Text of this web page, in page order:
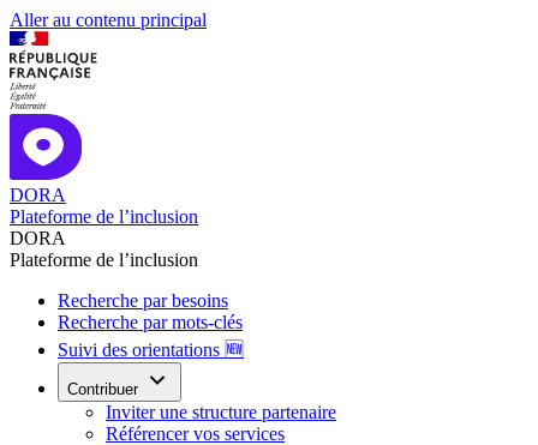
Aller au contenu principal
DORA
Plateforme de l’inclusion
DORA
Plateforme de l’inclusion
Recherche par besoins
Recherche par mots-clés
Suivi des orientations 🆕
Contribuer
Inviter une structure partenaire
Référencer vos services